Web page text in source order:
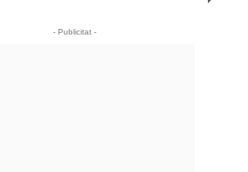
- Publicitat -